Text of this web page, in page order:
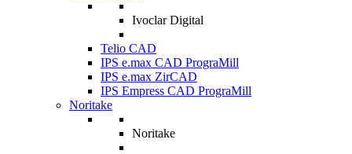
Ivoclar Digital
Telio CAD
IPS e.max CAD PrograMill
IPS e.max ZirCAD
IPS Empress CAD PrograMill
Noritake
Noritake